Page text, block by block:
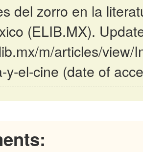
del zorro en la
(ELIB.MX).
m/articles/view/
y-el-cine (date of